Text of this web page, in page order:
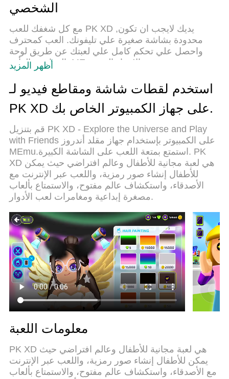
الشخصي
مع كل شغفك للعب PK XD ,يديك لايجب ان تكون
محدودة بشاشة صغيرة علي تليفونك. العب كمحترف
واحصل علي تحكم كامل علي لعبتك عن طريق لوحة
المفاتيح والفأره. MEmuيقدم جميع الاشياء التي
تتوقعها.حمل والعب PK XD علي جهاز الحاسوب الخاص
بك العب كماتريد ,لايوجد حدود علي البطارية والباقة ولا
يوجد اتصالات مزعجة النسخة الجديدة من MEmu7 هو
افضل وسيلة للعب PK XD علي جهاز الحاسب معد عن
طريق خبراتنا , لوحة المفاتيح المعده مسبقا تجعل PK XD
العبة لعبة كمبيوتر حقيقة تم برمجتها باقصي استيعابنا
.المتحكم في عدة نوافذ يجعل لعب لعبتين او اكثر او
استعمال اكثر من حساب اسهل واهم شئ ان المحرك
الخاص بنا يمكن ان يخرج كل امكانيات جهازك ويجعل كل
شئ اكثر سلاسة نحن لانهتم بكيف تلعب فقط بل ايضا
بالسعادة التي تغمرك من اللعب
أظهر المزيد
استخدم لقطات شاشة ومقاطع فيديو لـ
PK XD على جهاز الكمبيوتر الخاص بك.
قم بتنزيل PK XD - Explore the Universe and Play
with Friends على الكمبيوتر بإستخدام جهاز مقلد أندروز
MEmu.استمتع بمتعة اللعب على الشاشة الكبيرة. PK
XD هي لعبة مجانية للأطفال وعالم افتراضي حيث يمكن
للأطفال إنشاء صور رمزية، واللعب عبر الإنترنت مع
الأصدقاء، واستكشاف عالم مفتوح، والاستمتاع بألعاب
مصغرة إبداعية ومغامرات لعب الأدوار.
معلومات اللعبة
PK XD هي لعبة مجانية للأطفال وعالم افتراضي حيث
يمكن للأطفال إنشاء صور رمزية، واللعب عبر الإنترنت
مع الأصدقاء، واستكشاف عالم مفتوح، والاستمتاع بألعاب